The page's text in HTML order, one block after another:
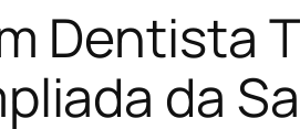
Dentista
da